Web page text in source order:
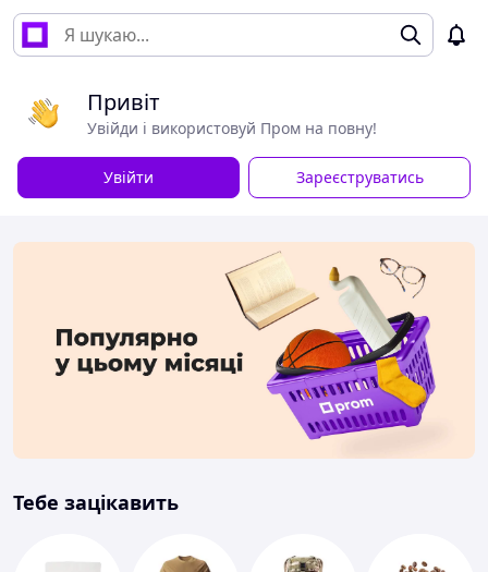
Привіт
Увійди і використовуй Пром на повну!
Увійти Зареєструватись
Тебе зацікавить